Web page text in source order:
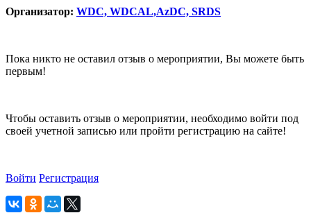
Организатор: WDC, WDCAL,AzDC, SRDS
Пока никто не оставил отзыв о мероприятии, Вы можете быть
первым!
Чтобы оставить отзыв о мероприятии, необходимо войти под
своей учетной записью или пройти регистрацию на сайте!
Войти Регистрация